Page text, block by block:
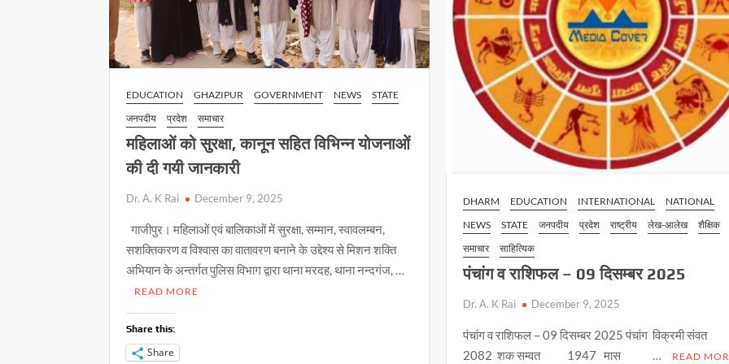
EDUCATION GHAZIPUR GOVERNMENT NEWS
STATE
जनपदीय
प्रदेश समाचार
महिलाओं को सुरक्षा, कानून सहित विभिन्न योजनाओं
की दी गयी जानकारी
Dr. A. K Rai December 9, 2025
गाजीपुर। महिलाओं एवं बालिकाओं में सुरक्षा, सम्मान, स्वावलम्बन,
सशक्तिकरण व विश्वास का वातावरण बनाने के उद्देश्य से मिशन शक्ति
अभियान के अन्तर्गत पुलिस विभाग द्वारा थाना मरदह, थाना नन्दगंज, …
READ MORE
Share this:
Share
DHARM EDUCATION INTERNATIONAL
NATIONAL
NEWS
STATE जनपदीय प्रदेश राष्ट्रीय लेख-आलेख
शैक्षिक
समाचार
साहित्यिक
पंचांग व राशिफल – 09 दिसम्बर 2025
Dr. A. K Rai December 9, 2025
पंचांग व राशिफल – 09 दिसम्बर 2025 पंचांग विक्रमी संवत
2082 शक सम्वत 1947 मास …
READ